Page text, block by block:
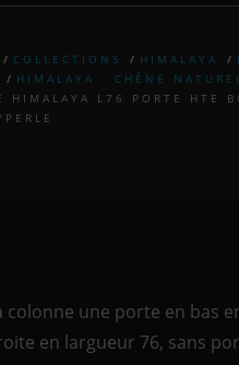
LIT EN BOIS
/ COLLECTIONS / HIMALAYA /
/ HIMALAYA - CHÊNE
HIMALAYA L76 PORTE HTE
colonne une porte en bas
en largueur 76, sans